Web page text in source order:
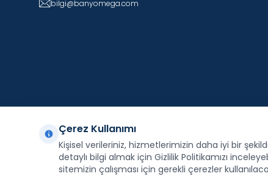
bilgi@banyomega.com
Facebook
X İnstagram
YoutubePinterest
Çerez Kullanımı
Kişisel verileriniz, hizmetlerimizin daha iyi bir
detaylı bilgi almak için Gizlilik Politikamızı
sitemizin çalışması için gerekli çerezler